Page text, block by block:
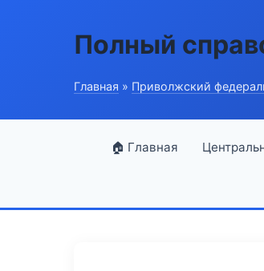
Полный
Главная » Приволжский
🏠 Главная